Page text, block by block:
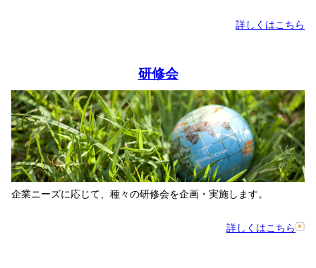
詳しくはこちら
研修会
企業ニーズに応じて、種々の研修会を企画・実施します。
詳しくはこちら